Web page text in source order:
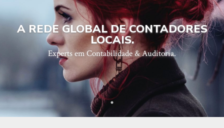
A REDE GLOBAL DE CONTADORES
LOCAIS.
Experts em Contabilidade & Auditoria.